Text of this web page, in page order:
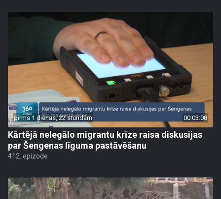
pirms 1 dienas, 22 stundām 00:03:08
Kārtējā nelegālo migrantu krīze raisa diskusijas
par Šengenas līguma pastāvēšanu
412. epizode